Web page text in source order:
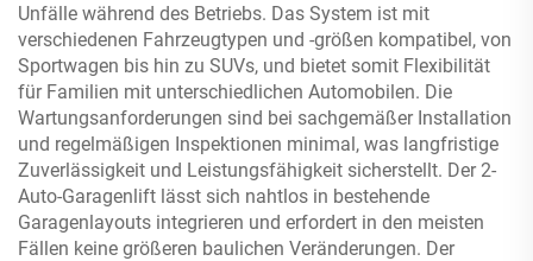
Unfälle während des Betriebs. Das System ist mit
verschiedenen Fahrzeugtypen und -größen kompatibel, von
Sportwagen bis hin zu SUVs, und bietet somit Flexibilität
für Familien mit unterschiedlichen Automobilen. Die
Wartungsanforderungen sind bei sachgemäßer Installation
und regelmäßigen Inspektionen minimal, was langfristige
Zuverlässigkeit und Leistungsfähigkeit sicherstellt. Der 2-
Auto-Garagenlift lässt sich nahtlos in bestehende
Garagenlayouts integrieren und erfordert in den meisten
Fällen keine größeren baulichen Veränderungen. Der